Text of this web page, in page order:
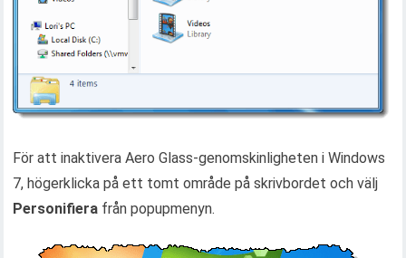
För att inaktivera Aero Glass-genomskinligheten i Windows
7, högerklicka på ett tomt område på skrivbordet och välj
Personifiera från popupmenyn.